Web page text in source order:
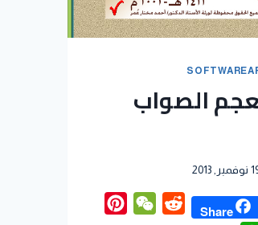
الصواب
2013
Share
Reddit
WeChat